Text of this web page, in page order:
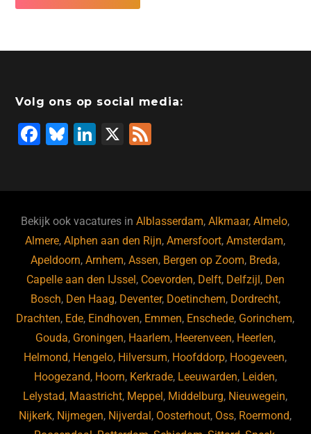
Volg ons op social media:
F
b
o
o
k
Bl
ky
Li
dI
n
X
Bekijk ook vacatures inAlblasserdam,Alkmaar,Almelo,
Almere,Alphen aan den Rijn,Amersfoort,Amsterdam,
Apeldoorn,Arnhem,Assen, Bergen op Zoom, Breda,
Capelle aan den IJssel , Coevorden, Delft, Delfzijl , Den
Bosch, Den Haag, Deventer, Doetinchem, Dordrecht,
Drachten, Ede, Eindhoven, Emmen, Enschede, Gorinchem,
Gouda, Groningen, Haarlem, Heerenveen, Heerlen,
Helmond, Hengelo, Hilversum, Hoofddorp, Hoogeveen,
Hoogezand, Hoorn, Kerkrade, Leeuwarden, Leiden,
Lelystad, Maastricht, Meppel , Middelburg, Nieuwegein,
Nijkerk, Nijmegen, Nijverdal , Oosterhout, Oss, Roermond,